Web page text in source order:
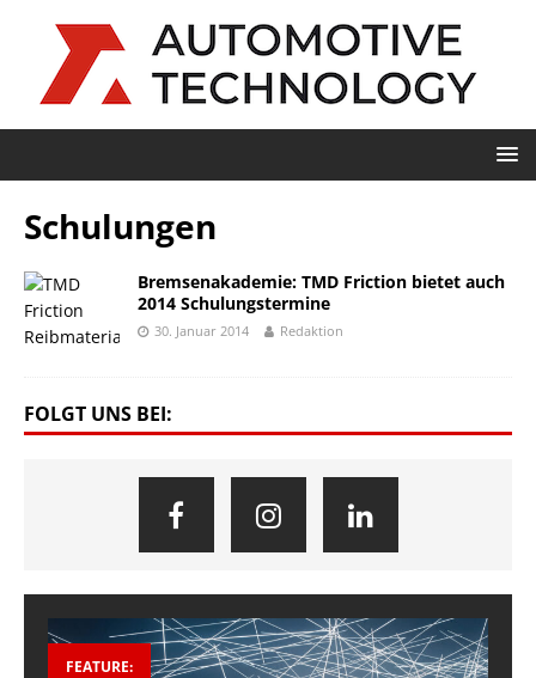
Schulungen
Bremsenakademie: TMD Friction bietet auch
2014 Schulungstermine
30. Januar 2014 Redaktion
FOLGT UNS BEI:
FEATURE: